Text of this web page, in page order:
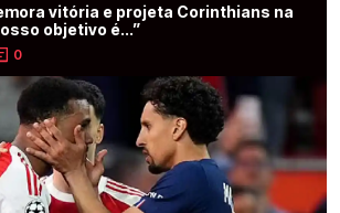
vitória e projeta Corinthians na
objetivo é...”
0